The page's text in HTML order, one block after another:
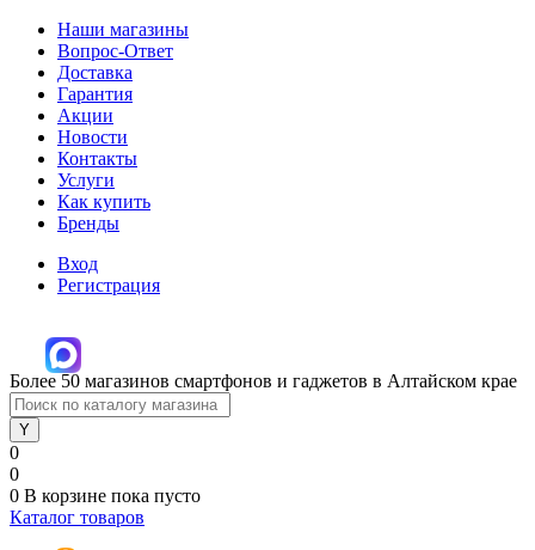
Наши магазины
Вопрос-Ответ
Доставка
Гарантия
Акции
Новости
Контакты
Услуги
Как купить
Бренды
Вход
Регистрация
Более 50 магазинов смартфонов и гаджетов в Алтайском крае
0
0
0 В корзине пока пусто
Каталог товаров